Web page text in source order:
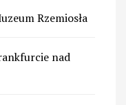
Rzemiosła
nad